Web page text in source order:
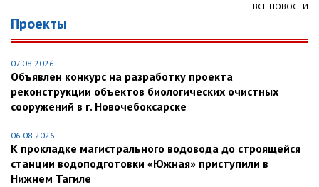
ВСЕ НОВОСТИ
Проекты
07.08.2026
Объявлен конкурс на разработку проекта
реконструкции объектов биологических очистных
сооружений в г. Новочебоксарске
06.08.2026
К прокладке магистрального водовода до строящейся
станции водоподготовки «Южная» приступили в
Нижнем Тагиле